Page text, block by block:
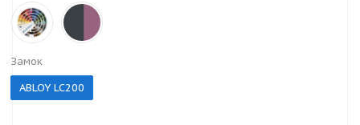
Замок
ABLOY LC200